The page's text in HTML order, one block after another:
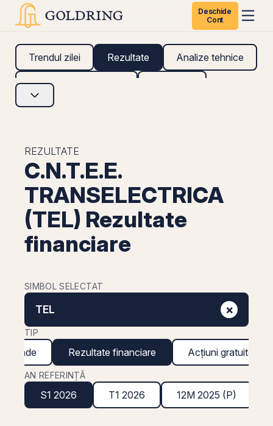
Deschide
Cont
Trendul zilei Rezultate Analize tehnice
Analize fundamentale
REZULTATE
C.N.T.E.E.
TRANSELECTRICA
(TEL) Rezultate
financiare
SIMBOL SELECTAT
TEL ×
TIP
Rezultate financiare Acțiuni gratuite
AN REFERINȚĂ
S1 2026 T1 2026 12M 2025 (P)